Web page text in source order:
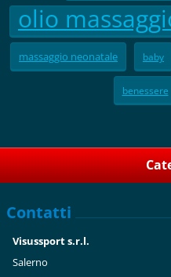
olio
massaggio neonatale baby
benessere
Contatti
Visussport s.r.l.
Salerno